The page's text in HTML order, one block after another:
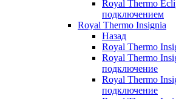
Royal Thermo
подключением
Royal Thermo Insignia
Назад
Royal Thermo
Royal Thermo
подключение
Royal Thermo
подключение